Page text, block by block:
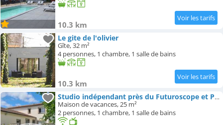
10.3 km
Le gite de l'olivier
Gîte, 32 m²
4 personnes, 1 chambre, 1 salle de bains
10.3 km
Studio indépendant près du Futuroscope et Poitiers
Maison de vacances, 25 m²
2 personnes, 1 chambre, 1 salle de bains